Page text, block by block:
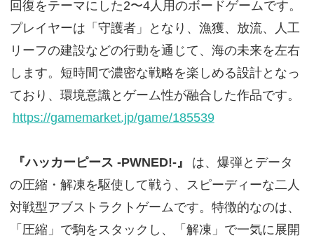
回復をテーマにした2〜4人用のボードゲームです。
プレイヤーは「守護者」となり、漁獲、放流、人工
リーフの建設などの行動を通じて、海の未来を左右
します。短時間で濃密な戦略を楽しめる設計となっ
ており、環境意識とゲーム性が融合した作品です。
https://gamemarket.jp/game/185539
『ハッカーピース -PWNED!-』
は、爆弾とデータ
の圧縮・解凍を駆使して戦う、スピーディーな二人
対戦型アブストラクトゲームです。特徴的なのは、
「圧縮」で駒をスタックし、「解凍」で一気に展開